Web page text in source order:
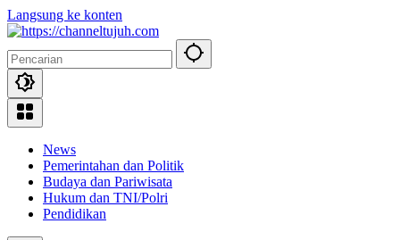
Langsung ke konten
News
Pemerintahan dan Politik
Budaya dan Pariwisata
Hukum dan TNI/Polri
Pendidikan